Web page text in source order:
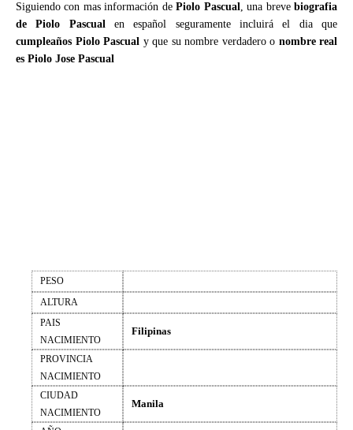
Siguiendo con mas información dePiolo Pascual, una brevebiografia
de Piolo Pascualen español seguramente incluirá el dia que
cumpleaños Piolo Pascual y que su nombre verdadero o nombre real
es Piolo Jose Pascual
PESO
ALTURA
PAIS
NACIMIENTO
Filipinas
PROVINCIA
NACIMIENTO
CIUDAD
NACIMIENTO
Manila